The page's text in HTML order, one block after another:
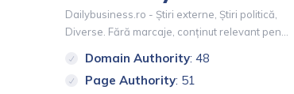
Dailybusiness.ro - Știri externe, Știri politică,
Diverse. Fără marcaje, conținut relevant pen...
Domain Authority: 48
Page Authority: 51